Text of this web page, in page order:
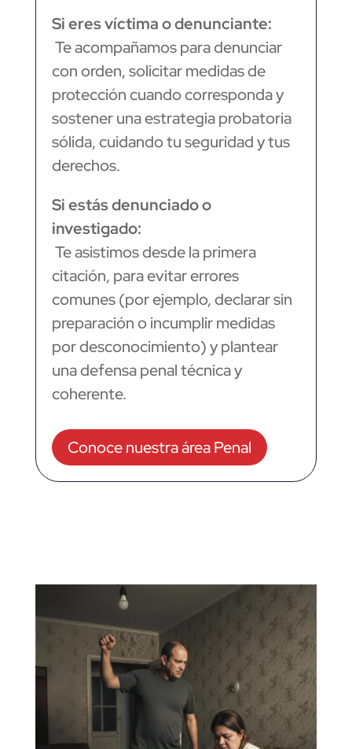
Si eres víctima o denunciante:
Te acompañamos para denunciar
con orden, solicitar medidas de
protección cuando corresponda y
sostener una estrategia probatoria
sólida, cuidando tu seguridad y tus
derechos.
Si estás denunciado o
investigado:
Te asistimos desde la primera
citación, para evitar errores
comunes (por ejemplo, declarar sin
preparación o incumplir medidas
por desconocimiento) y plantear
una defensa penal técnica y
coherente.
Conoce nuestra área Penal